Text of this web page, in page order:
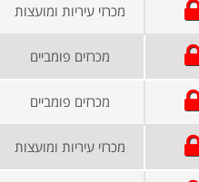
מכרזי עיריות ומועצות
מכרזים פומביים
מכרזים פומביים
מכרזי עיריות ומועצות